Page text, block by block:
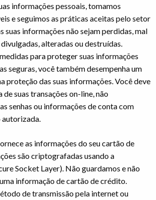
informações pessoais, tomamos
e seguimos as práticas aceitas pelo setor
suas informações não sejam perdidas, mal
divulgadas, alteradas ou destruídas.
para proteger suas informações
seguras, você também desempenha um
proteção das suas informações. Você deve
de suas transações on-line, não
senhas ou informações de conta com
as informações do seu cartão de
são criptografadas usando a
Socket Layer). Não guardamos e não
informação de cartão de crédito.
de transmissão pela internet ou